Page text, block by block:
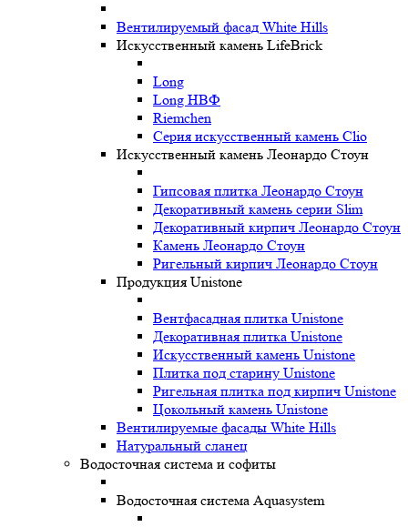
Вентилируемый фасад White Hills
Искусственный камень LifeBrick
Long
Long НВФ
Riemchen
Серия искусственный камень Clio
Искусственный камень Леонардо Стоун
Гипсовая плитка Леонардо Стоун
Декоративный камень серии Slim
Декоративный кирпич Леонардо Стоун
Камень Леонардо Стоун
Ригельный кирпич Леонардо Стоун
Продукция Unistone
Вентфасадная плитка Unistone
Декоративная плитка Unistone
Искусственный камень Unistone
Плитка под старину Unistone
Ригельная плитка под кирпич Unistone
Цокольный камень Unistone
Вентилируемые фасады White Hills
Натуральный сланец
Водосточная система и софиты
Водосточная система Aquasystem